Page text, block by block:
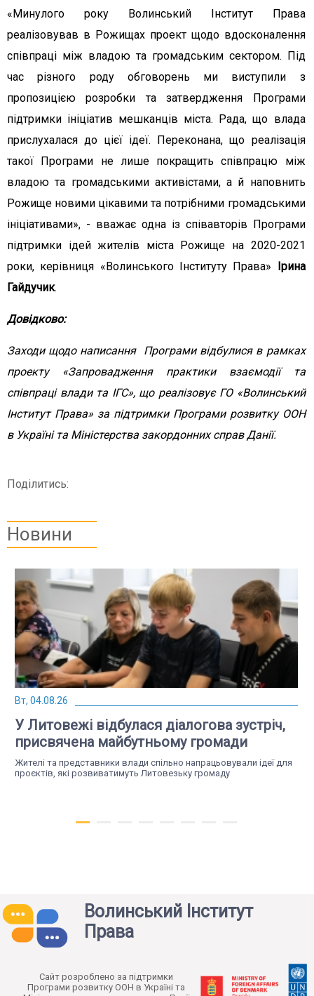
«Минулого року Волинський Інститут Права
реалізовував в Рожищах проект щодо вдосконалення
співпраці між владою та громадським сектором. Під
час різного роду обговорень ми виступили з
пропозицією розробки та затвердження Програми
підтримки ініціатив мешканців міста. Рада, що влада
прислухалася до цієї ідеї. Переконана, що реалізація
такої Програми не лише покращить співпрацю між
владою та громадськими активістами, а й наповнить
Рожище новими цікавими та потрібними громадськими
ініціативами», - вважає одна із співавторів Програми
підтримки ідей жителів міста Рожище на 2020-2021
роки, керівниця «Волинського Інституту Права» Ірина
Гайдучик.
Довідково:
Заходи щодо написання Програми відбулися в рамках
проекту «Запровадження практики взаємодії та
співпраці влади та ІГС», що реалізовує ГО «Волинський
Інститут Права» за підтримки Програми розвитку ООН
в Україні та Міністерства закордонних справ Данії.
Поділитись:
Новини
Вт, 04.08.26
У Литовежі відбулася діалогова зустріч,
присвячена майбутньому громади
Жителі та представники влади спільно напрацьовували ідеї для
проєктів, які розвиватимуть Литовезьку громаду
Чт, 23.07.26
Якою має бути справедлива
трансформація: у Нововолинську
Волинський Інститут
Права
Cайт розроблено за підтримки
Програми розвитку ООН в Україні та